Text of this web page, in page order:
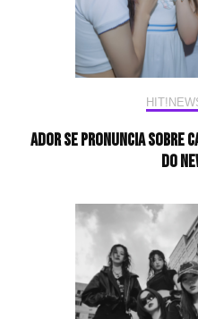
ADOR se pronuncia sobre
do